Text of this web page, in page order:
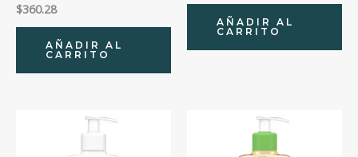
$360.28
AÑADIR AL
CARRITO
AÑADIR AL
CARRITO